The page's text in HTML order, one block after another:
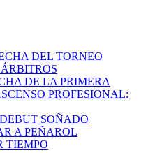
DEL TORNEO
DE LA PRIMERA
PROFESIONAL:
SOÑADO
A PEÑAROL
TIEMPO